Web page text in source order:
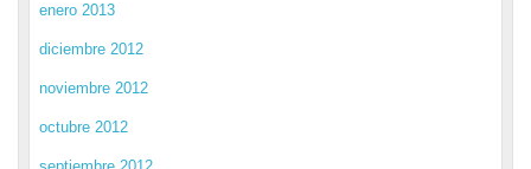
enero 2013
diciembre 2012
noviembre 2012
octubre 2012